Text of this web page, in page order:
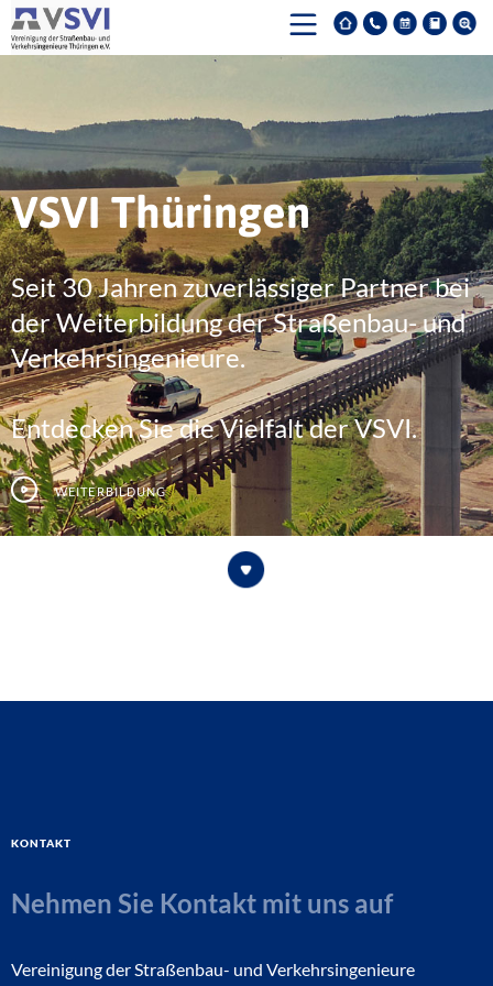
VSVI Thüringen
Seit 30 Jahren zuverlässiger Partner bei
der Weiterbildung der Straßenbau- und
Verkehrsingenieure.
Entdecken Sie die Vielfalt der VSVI.
Weiterbildung
Kontakt
Nehmen Sie Kontakt mit uns auf
Vereinigung der Straßenbau- und Verkehrsingenieure